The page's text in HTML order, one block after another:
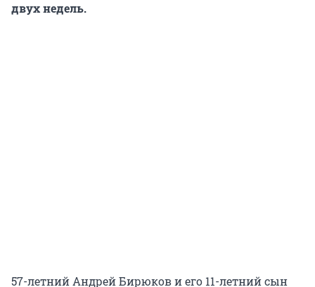
двух недель.
57-летний Андрей Бирюков и его 11-летний сын